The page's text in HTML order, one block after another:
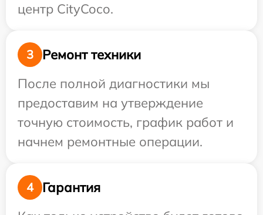
центр CityCoco.
3
Ремонт техники
После полной диагностики мы
предоставим на утверждение
точную стоимость, график работ и
начнем ремонтные операции.
4
Гарантия